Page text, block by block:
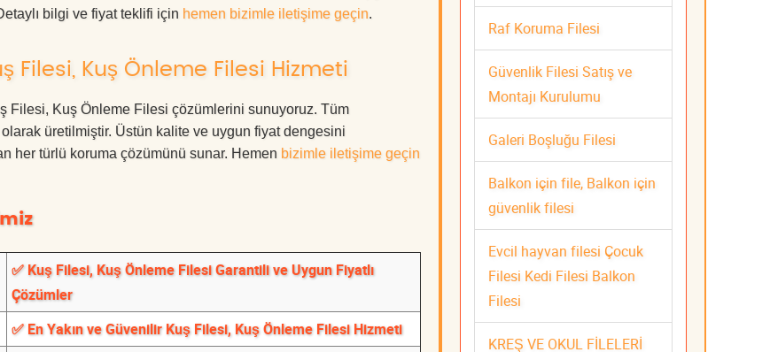
bilgi ve fiyat teklifi için hemen bizimle iletişime geçin.
Filesi, Kuş Önleme Filesi Hizmeti
Filesi, Kuş Önleme Filesi çözümlerini sunuyoruz. Tüm
üretilmiştir. Üstün kalite ve uygun fiyat dengesini
her türlü koruma çözümünü sunar. Hemen bizimle iletişime geçin
✅ Kuş Filesi, Kuş Önleme Filesi Garantili ve Uygun Fiyatlı
Çözümler
✅ En Yakın ve Güvenilir Kuş Filesi, Kuş Önleme Filesi Hizmeti
Raf Koruma Filesi
Güvenlik Filesi Satış ve
Montajı Kurulumu
Galeri Boşluğu Filesi
Balkon için file, Balkon için
güvenlik filesi
Evcil hayvan filesi Çocuk
Filesi Kedi Filesi Balkon
Filesi
KREŞ VE OKUL FİLELERİ